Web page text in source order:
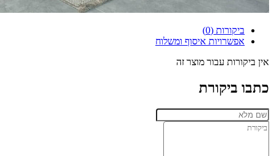
ביקורות (0)
אפשרויות איסוף ומשלוח
אין ביקורות עבור מוצר זה
כתבו ביקורת